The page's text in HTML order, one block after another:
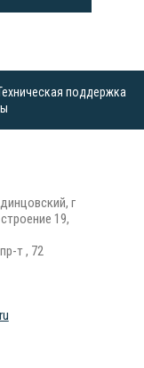
поддержка
г
19,
т , 72